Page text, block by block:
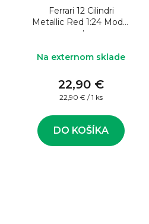
Ferrari 12 Cilindri
Metallic Red 1:24 Model
auta
Na externom sklade
22,90 €
Jednotková
22,90 € / 1 ks
DO KOŠÍKA